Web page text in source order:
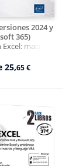
como
como
que
software de
2024 y
365)
macros y
25,65 €